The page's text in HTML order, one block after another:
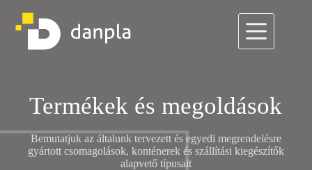
content
Termékek és megoldások
Bemutatjuk az általunk tervezett és egyedi megrendelésre
gyártott csomagolások, konténerek és szállítási kiegészítők
alapvető típusait